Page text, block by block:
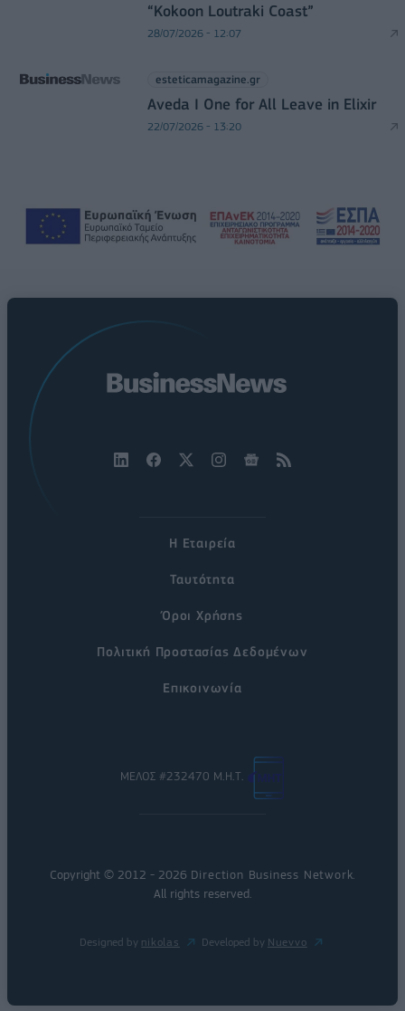
“Kokoon Loutraki Coast”
28/07/2026 - 12:07
esteticamagazine.gr
Aveda I One for All Leave in Elixir
22/07/2026 - 13:20
Η Εταιρεία
Ταυτότητα
Όροι Χρήσης
Πολιτική Προστασίας Δεδομένων
Επικοινωνία
ΜΕΛΟΣ #232470 Μ.Η.Τ.
Copyright © 2012 - 2026 Direction Business Network
All rights reserved.
Designed by nikolas Developed by Nuevvo